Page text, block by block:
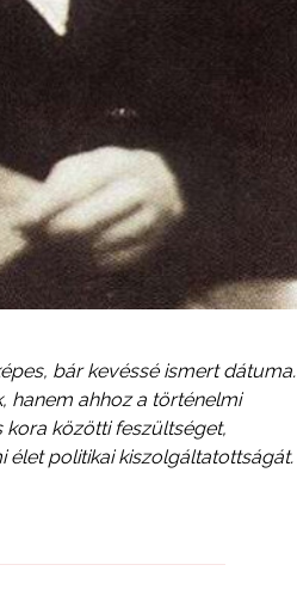
bár kevéssé ismert dátuma.
hanem ahhoz a történelmi
közötti feszültséget,
politikai kiszolgáltatottságát.